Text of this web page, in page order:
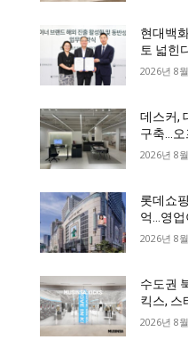
현대백
토 넓힌
2026년 8
데스커,
구축…오
2026년 8
롯데쇼
억…영업
2026년 8
수도권
킥스, 스
2026년 8